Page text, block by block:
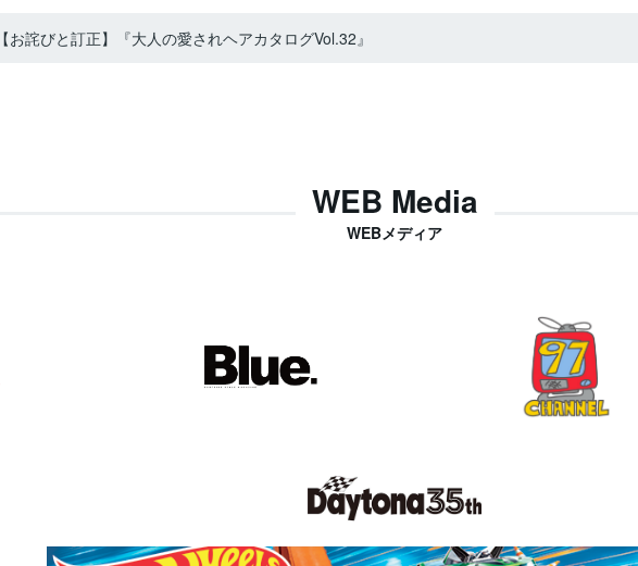
【お詫びと訂正】『大人の愛されヘアカタログVol.32』
WEB Media
WEBメディア